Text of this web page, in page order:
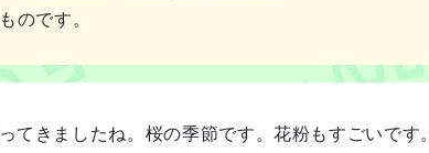
のです。
てきましたね。桜の季節です。花粉もすごいです。